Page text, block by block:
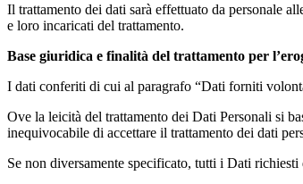
Il trattamento dei dati sarà effettuato da personale
e loro incaricati del trattamento.
Base giuridica e finalità del trattamento per
I dati conferiti di cui al paragrafo “Dati forniti
Ove la leicità del trattamento dei Dati Personali si
inequivocabile di accettare il trattamento dei dati
Se non diversamente specificato, tutti i Dati